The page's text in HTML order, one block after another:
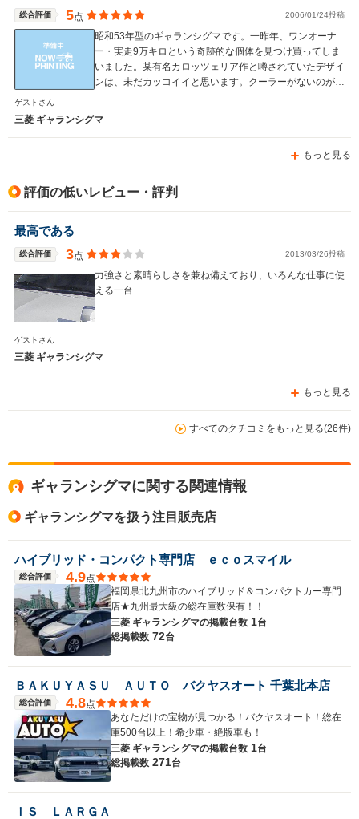
WLTCモード
駆動方式
-
FF、4WD
- -
1468～
総合評価 5点 2006/01/24投稿
昭和53年型のギャランシグマです。一昨年、ワンオーナ
ー・実走9万キロという奇跡的な個体を見つけ買ってしま
いました。某有名カロッツェリア作と噂されていたデザイ
ンは、未だカッコイイと思います。クーラーがないのが珠
ゲストさん
三菱 ギャランシグマ
もっと見る
評価の低いレビュー・評判
最高である
総合評価 3点 2013/03/26投稿
力強さと素晴らしさを兼ね備えており、いろんな仕事に使
える一台
ゲストさん
三菱 ギャランシグマ
もっと見る
すべてのクチコミをもっと見る(26件)
ギャランシグマに関する関連情報
ギャランシグマを扱う注目販売店
ハイブリッド・コンパクト専門店 ｅｃｏスマイル
総合評価 4.9点
福岡県北九州市のハイブリッド＆コンパクトカー専門
店★九州最大級の総在庫数保有！！
三菱 ギャランシグマの掲載台数 1台
総掲載数 72台
ＢＡＫＵＹＡＳＵ ＡＵＴＯ バクヤスオート 千葉北本店
総合評価 4.8点
あなただけの宝物が見つかる！バクヤスオート！総在
庫500台以上！希少車・絶版車も！
三菱 ギャランシグマの掲載台数 1台
総掲載数 271台
ｉＳ ＬＡＲＧＡ